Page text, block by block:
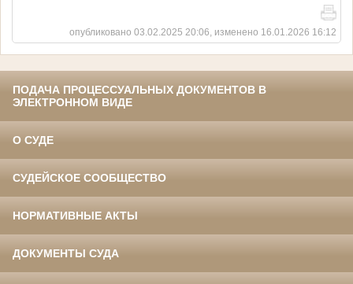
опубликовано 03.02.2025 20:06, изменено 16.01.2026 16:12
ПОДАЧА ПРОЦЕССУАЛЬНЫХ ДОКУМЕНТОВ В
ЭЛЕКТРОННОМ ВИДЕ
О СУДЕ
СУДЕЙСКОЕ СООБЩЕСТВО
НОРМАТИВНЫЕ АКТЫ
ДОКУМЕНТЫ СУДА